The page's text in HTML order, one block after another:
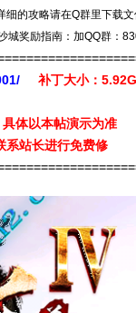
细的攻略请在Q群里下载
奖励指南：加QQ群：
补丁大小：
体以本帖演示为准
系站长进行免费修